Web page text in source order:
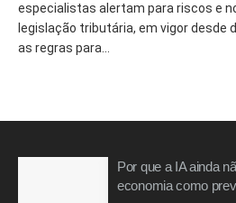
especialistas alertam para riscos e
legislação tributária, em vigor desde
as regras para...
Por que a IA ainda
economia como